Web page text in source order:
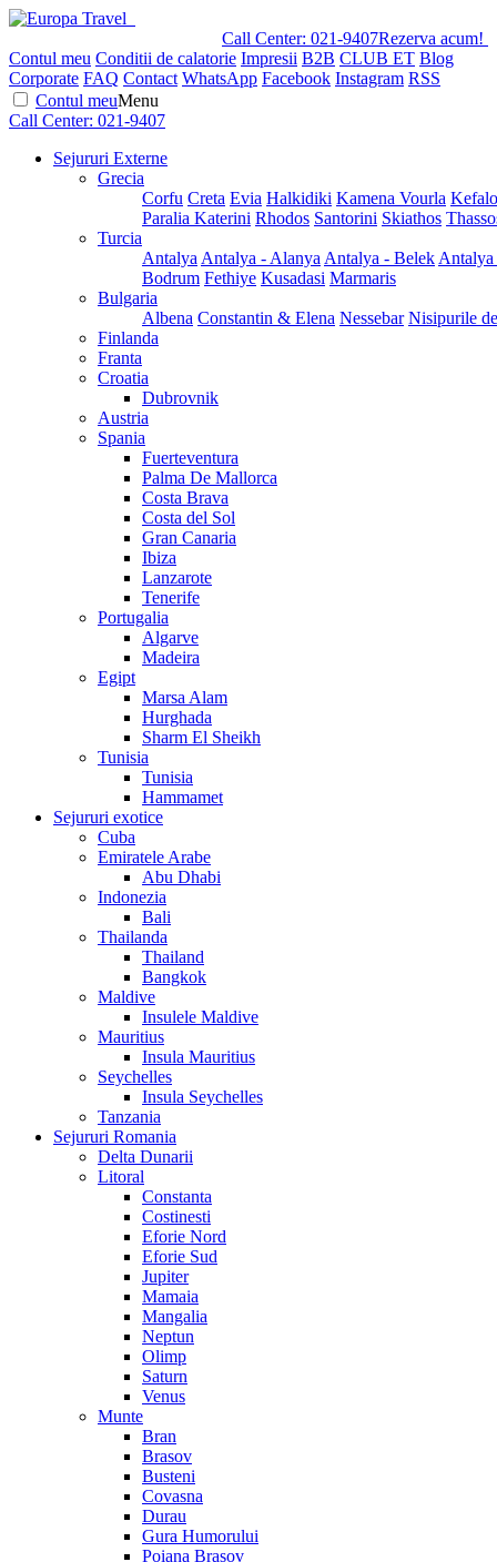
Call Center: 021-9407Rezerva acum!
Contul meu Conditii de calatorie Impresii B2B CLUB ET Blog
Corporate FAQ Contact WhatsApp Facebook Instagram RSS
Contul meuMenu
Call Center: 021-9407
Sejururi Externe
Grecia
Corfu Creta Evia Halkidiki Kamena Vourla
Paralia Katerini Rhodos Santorini Skiathos
Turcia
Antalya Antalya - Alanya Antalya - Belek
Bodrum Fethiye Kusadasi Marmaris
Bulgaria
Albena Constantin & Elena Nessebar Nisipurile
Finlanda
Franta
Croatia
Dubrovnik
Austria
Spania
Fuerteventura
Palma De Mallorca
Costa Brava
Costa del Sol
Gran Canaria
Ibiza
Lanzarote
Tenerife
Portugalia
Algarve
Madeira
Egipt
Marsa Alam
Hurghada
Sharm El Sheikh
Tunisia
Tunisia
Hammamet
Sejururi exotice
Cuba
Emiratele Arabe
Abu Dhabi
Indonezia
Bali
Thailanda
Thailand
Bangkok
Maldive
Insulele Maldive
Mauritius
Insula Mauritius
Seychelles
Insula Seychelles
Tanzania
Sejururi Romania
Delta Dunarii
Litoral
Constanta
Costinesti
Eforie Nord
Eforie Sud
Jupiter
Mamaia
Mangalia
Neptun
Olimp
Saturn
Venus
Munte
Bran
Brasov
Busteni
Covasna
Durau
Gura Humorului
Poiana Brasov